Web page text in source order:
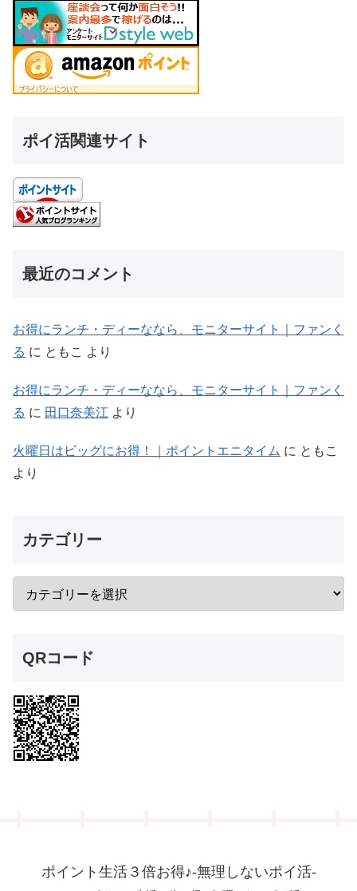
ポイ活関連サイト
最近のコメント
お得にランチ・ディーななら、モニターサイト｜ファンく
る に ともこ より
お得にランチ・ディーななら、モニターサイト｜ファンく
る に 田口奈美江 より
火曜日はビッグにお得！｜ポイントエニタイム に ともこ
より
カテゴリー
QRコード
ポイント生活３倍お得♪-無理しないポイ活-